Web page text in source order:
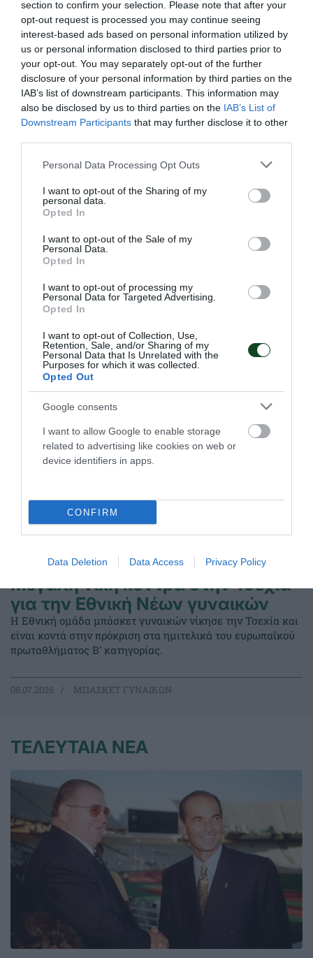
section to confirm your selection. Please note that after your
opt-out request is processed you may continue seeing
interest-based ads based on personal information utilized by
us or personal information disclosed to third parties prior to
your opt-out. You may separately opt-out of the further
disclosure of your personal information by third parties on the
IAB’s list of downstream participants. This information may
also be disclosed by us to third parties on the IAB’s List of
Downstream Participants that may further disclose it to other
Please note that this website/app uses one or more Google
not limited to your visit or usage behaviour. You may click to
grant or deny consent to Google and its third-party tags to
use your data for below specified purposes in below Google
consent section.
Personal Data Processing Opt Outs
I want to opt-out of the Sharing of my
personal data.
Opted In
I want to opt-out of the Sale of my
Personal Data.
Opted In
I want to opt-out of processing my
Personal Data for Targeted Advertising.
Opted In
I want to opt-out of Collection, Use,
Retention, Sale, and/or Sharing of my
Personal Data that Is Unrelated with the
Purposes for which it was collected.
Opted Out
Google consents
I want to allow Google to enable storage
related to advertising like cookies on web or
device identifiers in apps.
CONFIRM
Data Deletion Data Access Privacy Policy
Πραγματοποιήθηκε η κλήρωση της Allwyn Women’s
Basketball League 1 για τη σεζόν 2026-2027.
23.07.2026 ΜΠΑΣΚΕΤ ΓΥΝΑΙΚΩΝ
Women
Ο Παναθηναϊκός έμαθε το μονοπάτι του για την πρόκριση
16.07.2026 ΜΠΑΣΚΕΤ ΓΥΝΑΙΚΩΝ
Μεγάλη νίκη κόντρα στην Τσεχία
για την Εθνική Νέων γυναικών
Η Εθνική ομάδα μπάσκετ γυναικών νίκησε την Τσεχία και
είναι κοντά στην πρόκριση στα ημιτελικά του ευρωπαϊκού
πρωταθλήματος Β' κατηγορίας.
08.07.2026 ΜΠΑΣΚΕΤ ΓΥΝΑΙΚΩΝ
ΤΕΛΕΥΤΑΙΑ ΝΕΑ